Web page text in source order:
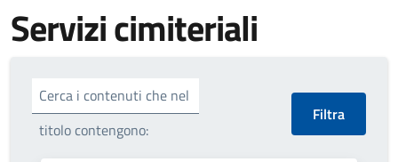
Servizi cimiteriali
Cerca i contenuti che nel
titolo contengono: